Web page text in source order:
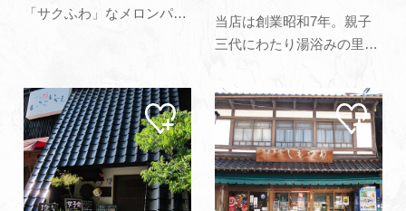
「サクふわ」なメロンパ
泉玉子を使用した、片山津
バーガーも取り揃えており
ます。加賀市にお越しの際
は是非お立ち寄りくださ
い。
当店は創業昭和7年。親子
三代にわたり湯浴みの里・
ます。初代より素材の味を
活かした御菓子作りを心が
けており、お子様からお年
寄りまで幅広くご愛顧いた
だいております。【山代菓
子八景】山代を代表する景
マイ
ペー
ジに
追加
マイ
ペー
ジに
追加